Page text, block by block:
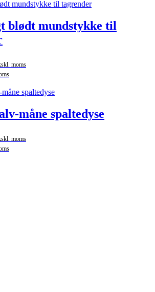
blødt mundstykke til
moms
måne spaltedyse
moms